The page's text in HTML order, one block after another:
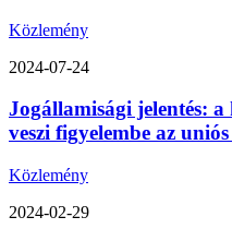
Közlemény
2024-07-24
Jogállamisági jelentés:
veszi figyelembe az
Közlemény
2024-02-29